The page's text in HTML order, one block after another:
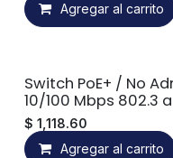
Agregar al carrito
Switch PoE+ / No
10/100 Mbps 802.3
$ 1,118.60
Agregar al carrito